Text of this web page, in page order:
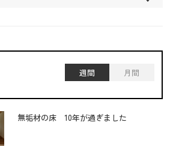
週間 月間
無垢材の床 10年が過ぎました